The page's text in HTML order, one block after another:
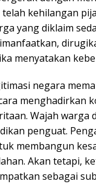
kehilangan
yang diklaim
menyatakan
negara
menghadirkan
Wajah warga
penguat.
membangun
Akan tetapi,
sebagai